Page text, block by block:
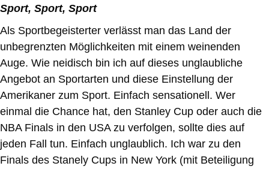
Sport, Sport, Sport
Als Sportbegeisterter verlässt man das Land der
unbegrenzten Möglichkeiten mit einem weinenden
Auge. Wie neidisch bin ich auf dieses unglaubliche
Angebot an Sportarten und diese Einstellung der
Amerikaner zum Sport. Einfach sensationell. Wer
einmal die Chance hat, den Stanley Cup oder auch die
NBA Finals in den USA zu verfolgen, sollte dies auf
jeden Fall tun. Einfach unglaublich. Ich war zu den
Finals des Stanely Cups in New York (mit Beteiligung